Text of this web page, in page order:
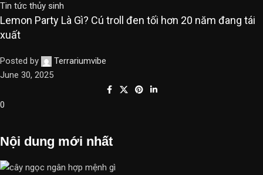
Tin tức thủy sinh
Lemon Party Là Gì? Cú troll đen tối hơn 20 năm đang tái
xuất
Posted by
Terrariumvibe
June 30, 2025
0
Nội dung mới nhất